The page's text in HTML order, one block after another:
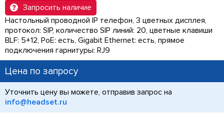
Запросить наличие
Настольный проводной IP телефон, 3 цветных дисплея,
протокол: SIP, количество SIP линий: 20, цветные клавиши
BLF: 5+12, PoE: есть, Gigabit Ethernet: есть, прямое
подключения гарнитуры: RJ9
Цена по запросу
Уточнить цену вы можете, отправив запрос на
info@headset.ru